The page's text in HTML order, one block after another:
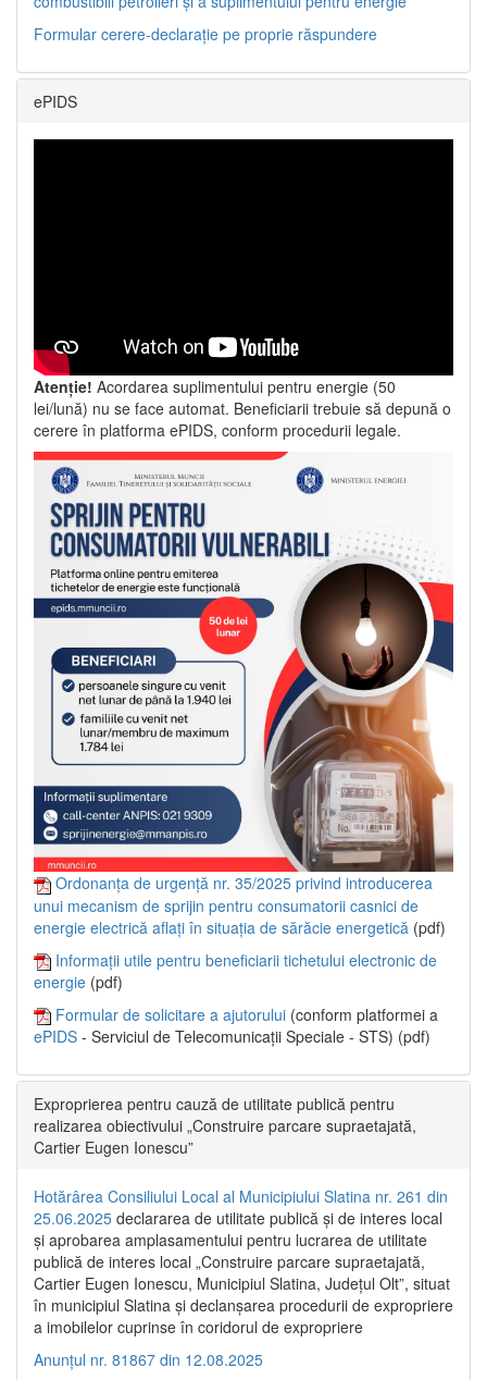
Formular cerere-declarație pe proprie răspundere
ePIDS
Atenție! Acordarea suplimentului pentru energie (50
lei/lună) nu se face automat. Beneficiarii trebuie să depună o
cerere în platforma ePIDS, conform procedurii legale.
Ordonanța de urgență nr. 35/2025 privind introducerea
unui mecanism de sprijin pentru consumatorii casnici de
energie electrică aflați în situația de sărăcie energetică (pdf)
Informații utile pentru beneficiarii tichetului electronic de
energie (pdf)
Formular de solicitare a ajutorului (conform platformei a
ePIDS - Serviciul de Telecomunicații Speciale - STS) (pdf)
Exproprierea pentru cauză de utilitate publică pentru
realizarea obiectivului „Construire parcare supraetajată,
Cartier Eugen Ionescu”
Hotărârea Consiliului Local al Municipiului Slatina nr. 261 din
25.06.2025 declararea de utilitate publică și de interes local
și aprobarea amplasamentului pentru lucrarea de utilitate
publică de interes local „Construire parcare supraetajată,
Cartier Eugen Ionescu, Municipiul Slatina, Județul Olt”, situat
în municipiul Slatina și declanșarea procedurii de expropriere
a imobilelor cuprinse în coridorul de expropriere
Anunțul nr. 81867 din 12.08.2025